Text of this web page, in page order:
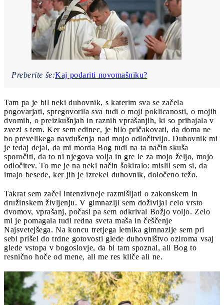
Preberite še:Kaj podariti novomašniku?
Tam pa je bil neki duhovnik, s katerim sva se začela
pogovarjati, spregovorila sva tudi o moji poklicanosti, o mojih
dvomih, o preizkušnjah in raznih vprašanjih, ki so prihajala v
zvezi s tem. Ker sem edinec, je bilo pričakovati, da doma ne
bo prevelikega navdušenja nad mojo odločitvijo. Duhovnik mi
je tedaj dejal, da mi morda Bog tudi na ta način skuša
sporočiti, da to ni njegova volja in gre le za mojo željo, mojo
odločitev. To me je na neki način šokiralo: mislil sem si, da
imajo besede, ker jih je izrekel duhovnik, določeno težo.
Takrat sem začel intenzivneje razmišljati o zakonskem in
družinskem življenju. V gimnaziji sem doživljal celo vrsto
dvomov, vprašanj, počasi pa sem odkrival Božjo voljo. Zelo
mi je pomagala tudi redna sveta maša in češčenje
Najsvetejšega. Na koncu tretjega letnika gimnazije sem pri
sebi prišel do trdne gotovosti glede duhovništvo oziroma vsaj
glede vstopa v bogoslovje, da bi tam spoznal, ali Bog to
resnično hoče od mene, ali me res kliče ali ne.